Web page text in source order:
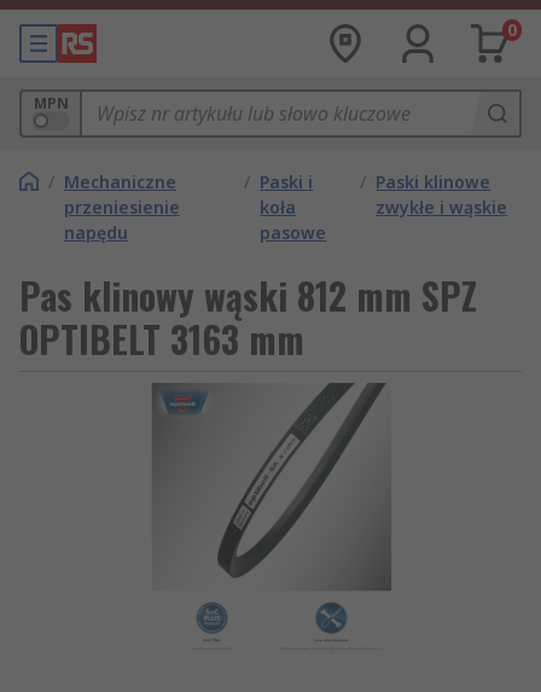
0
MPN
/ Mechaniczne
przeniesienie
napędu
/ Paski i
koła
pasowe
/ Paski klinowe
zwykłe i wąskie
Pas klinowy wąski 812 mm SPZ
OPTIBELT 3163 mm